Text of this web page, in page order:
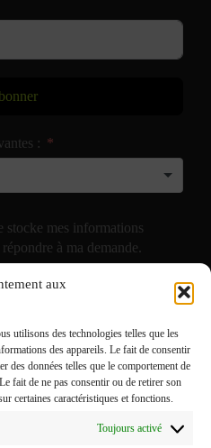
aux
utilisons des technologies telles que les
des appareils. Le fait de consentir
des données telles que le comportement de
fait de ne pas consentir ou de retirer son
certaines caractéristiques et fonctions.
Toujours activé
:
stocke mes informations
à ma demande.
mails et confirme avoir pris